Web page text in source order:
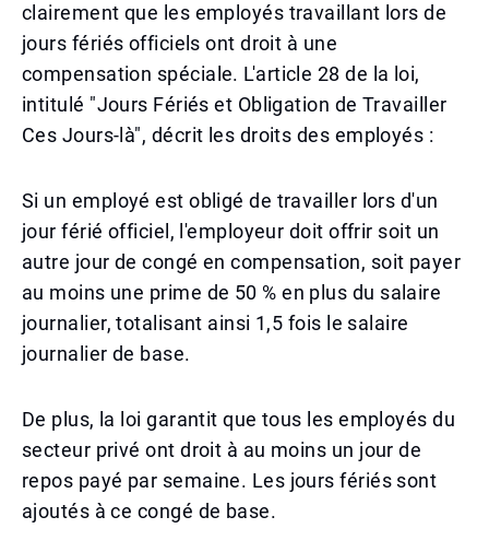
clairement que les employés travaillant lors de
jours fériés officiels ont droit à une
compensation spéciale. L'article 28 de la loi,
intitulé "Jours Fériés et Obligation de Travailler
Ces Jours-là", décrit les droits des employés :
Si un employé est obligé de travailler lors d'un
jour férié officiel, l'employeur doit offrir soit un
autre jour de congé en compensation, soit payer
au moins une prime de 50 % en plus du salaire
journalier, totalisant ainsi 1,5 fois le salaire
journalier de base.
De plus, la loi garantit que tous les employés du
secteur privé ont droit à au moins un jour de
repos payé par semaine. Les jours fériés sont
ajoutés à ce congé de base.